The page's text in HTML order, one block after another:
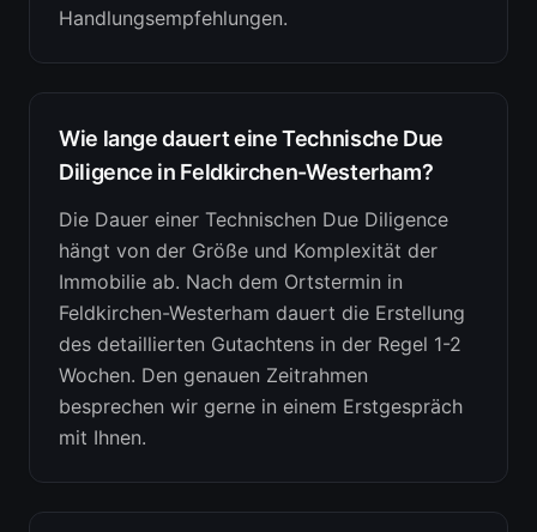
Handlungsempfehlungen.
Wie lange dauert eine Technische Due
Diligence in Feldkirchen-Westerham?
Die Dauer einer Technischen Due Diligence
hängt von der Größe und Komplexität der
Immobilie ab. Nach dem Ortstermin in
Feldkirchen-Westerham dauert die Erstellung
des detaillierten Gutachtens in der Regel 1-2
Wochen. Den genauen Zeitrahmen
besprechen wir gerne in einem Erstgespräch
mit Ihnen.